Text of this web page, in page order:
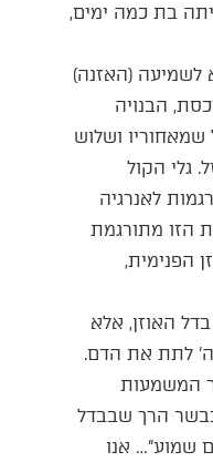
בת כמה ימים,
לשמיעה (האזנה)
הבנויה
ושלוש
גלי הקול
לאנרגיה
הזו מתורגמת
הפנימית,
האוזן, אלא
ה' לתת את הדם.
המשמעות
בבשר הרך שבבדל
שמוע"… אנו